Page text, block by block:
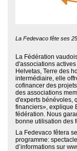
La Fedevaco fête ses
La Fédération
d'associations
Helvetas, Terre des
intermédiaire, elle
cofinancer des
des associations
d'experts bénévoles,
financiers», explique
fédération. Nous
bonne utilisation des
La Fedevaco fêtera
programme:
d’informations sur